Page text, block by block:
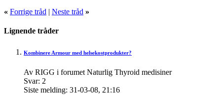
« Forrige tråd | Neste tråd »
Lignende tråder
Kombinere Armour med helsekostprodukter?
Av RIGG i forumet Naturlig Thyroid medisiner
Svar: 2
Siste melding: 31-03-08, 21:16